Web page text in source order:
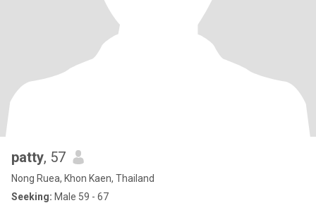
patty, 57
Nong Ruea, Khon Kaen, Thailand
Seeking: Male 59 - 67